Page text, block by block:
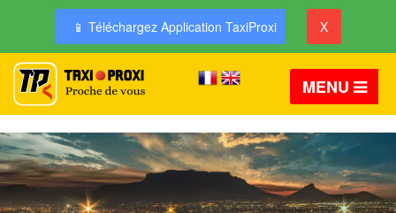
📱 Téléchargez Application TaxiProxi X
MENU